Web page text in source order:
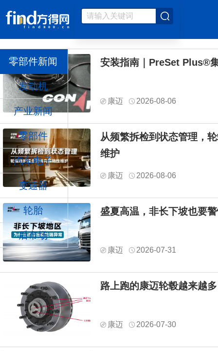
零部件新闻
发动机
产业新闻
零部件
汽车电子
变速器
轮胎
后市场
安装指南｜PreSet Plus®
康迈 2026-08-06
从频繁拆检到状态管理，
维护
康迈 2026-08-06
盛夏高温，非长下坡也要
康迈 2026-07-31
路上跑的康迈轮毂越来越
康迈 2026-07-30